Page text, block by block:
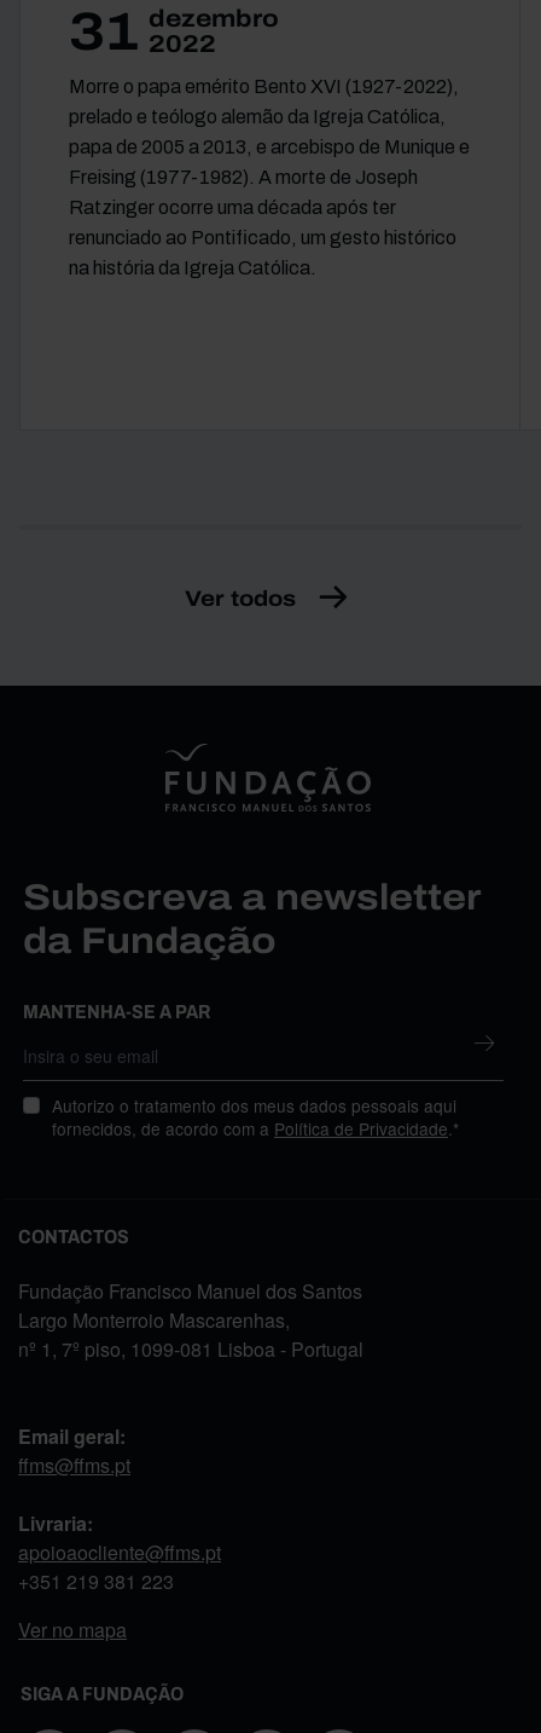
31 dezembro
2022
Morre o papa emérito Bento XVI (1927-2022),
prelado e teólogo alemão da Igreja Católica,
papa de 2005 a 2013, e arcebispo de Munique e
Freising (1977-1982). A morte de Joseph
Ratzinger ocorre uma década após ter
renunciado ao Pontificado, um gesto histórico
na história da Igreja Católica.
Ver todos
Subscreva a newsletter
da Fundação
MANTENHA-SE A PAR
Autorizo o tratamento dos meus dados pessoais aqui
fornecidos, de acordo com a Política de Privacidade .*
CONTACTOS
Fundação Francisco Manuel dos Santos
Largo Monterroio Mascarenhas,
nº 1, 7º piso, 1099-081 Lisboa - Portugal
Email geral:
ffms@ffms.pt
Livraria:
apoioaocliente@ffms.pt
+351 219 381 223
Ver no mapa
SIGA A FUNDAÇÃO